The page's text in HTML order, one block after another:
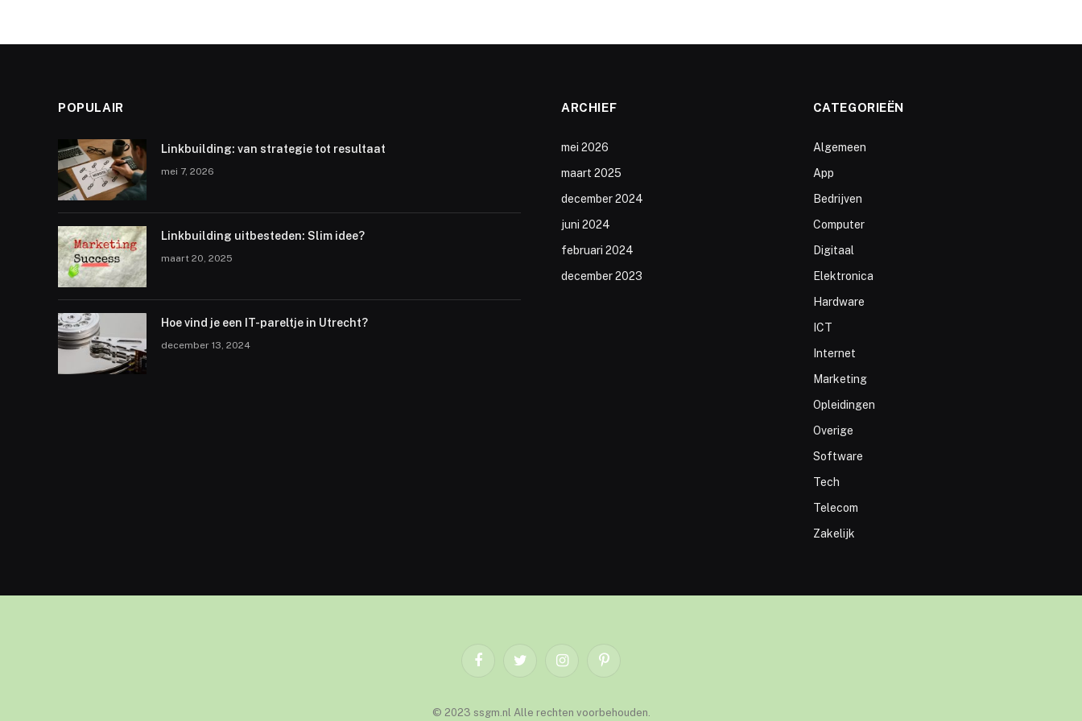
POPULAIR
Linkbuilding: van strategie tot resultaat
mei 7, 2026
Linkbuilding uitbesteden: Slim idee?
maart 20, 2025
Hoe vind je een IT-pareltje in Utrecht?
december 13, 2024
ARCHIEF
mei 2026
maart 2025
december 2024
juni 2024
februari 2024
december 2023
CATEGORIEËN
Algemeen
App
Bedrijven
Computer
Digitaal
Elektronica
Hardware
ICT
Internet
Marketing
Opleidingen
Overige
Software
Tech
Telecom
Zakelijk
FacebookTwitter InstagramPinterest
© 2023 ssgm.nl Alle rechten voorbehouden.